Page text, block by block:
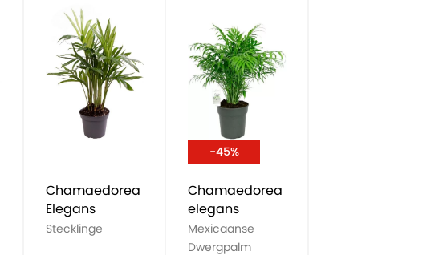
Chamaedorea
Elegans
Stecklinge
-45%
Chamaedorea
elegans
Mexicaanse
Dwergpalm